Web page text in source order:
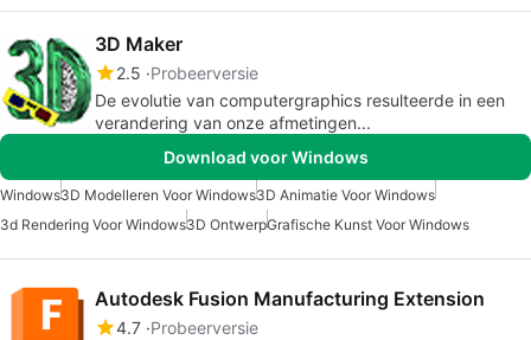
3D Maker
2.5 Probeerversie
De evolutie van computergraphics resulteerde in een
verandering van onze afmetingen...
Download voor Windows
Windows3D Modelleren Voor Windows3D Animatie Voor Windows
3d Rendering Voor Windows3D OntwerpGrafische Kunst Voor Windows
Autodesk Fusion Manufacturing Extension
4.7 Probeerversie